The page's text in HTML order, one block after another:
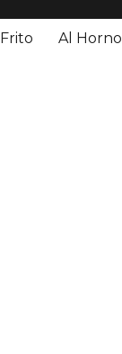
Frito Al Horno